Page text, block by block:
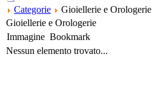
Categorie
Gioiellerie e Orologerie
Gioiellerie e Orologerie
Immagine Bookmark
Nessun elemento trovato...